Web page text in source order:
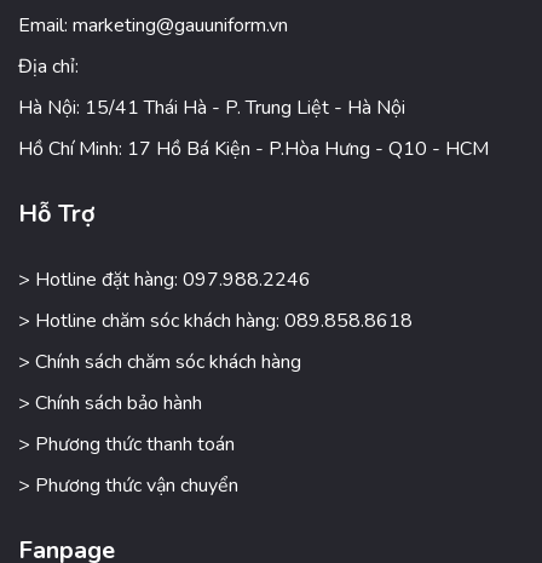
Email: marketing@gauuniform.vn
Địa chỉ:
Hà Nội: 15/41 Thái Hà - P. Trung Liệt - Hà Nội
Hồ Chí Minh: 17 Hồ Bá Kiện - P.Hòa Hưng - Q10 - HCM
Hỗ Trợ
> Hotline đặt hàng: 097.988.2246
> Hotline chăm sóc khách hàng: 089.858.8618
> Chính sách chăm sóc khách hàng
> Chính sách bảo hành
> Phương thức thanh toán
> Phương thức vận chuyển
Fanpage